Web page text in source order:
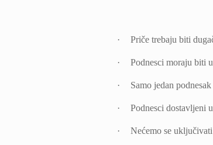
· Priče trebaju biti
· Podnesci moraju biti
· Samo jedan
· Podnesci dostavljeni
· Nećemo se